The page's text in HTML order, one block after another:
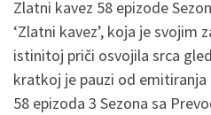
Zlatni kavez 58 epizode
‘Zlatni kavez’, koja je svojim
istinitoj priči osvojila srca
kratkoj je pauzi od emitiranja
58 epizoda 3 Sezona sa